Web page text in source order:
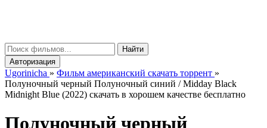
Найти
Авторизация
Ugorinicha » Фильм американский скачать торрент »
Полуночный черный Полуночный синий / Midday Black
Midnight Blue (2022) скачать в хорошем качестве бесплатно
Полуночный черный